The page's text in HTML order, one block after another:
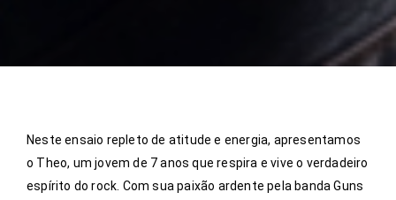
Neste ensaio repleto de atitude e energia, apresentamos
o Theo, um jovem de 7 anos que respira e vive o verdadeiro
espírito do rock. Com sua paixão ardente pela banda Guns